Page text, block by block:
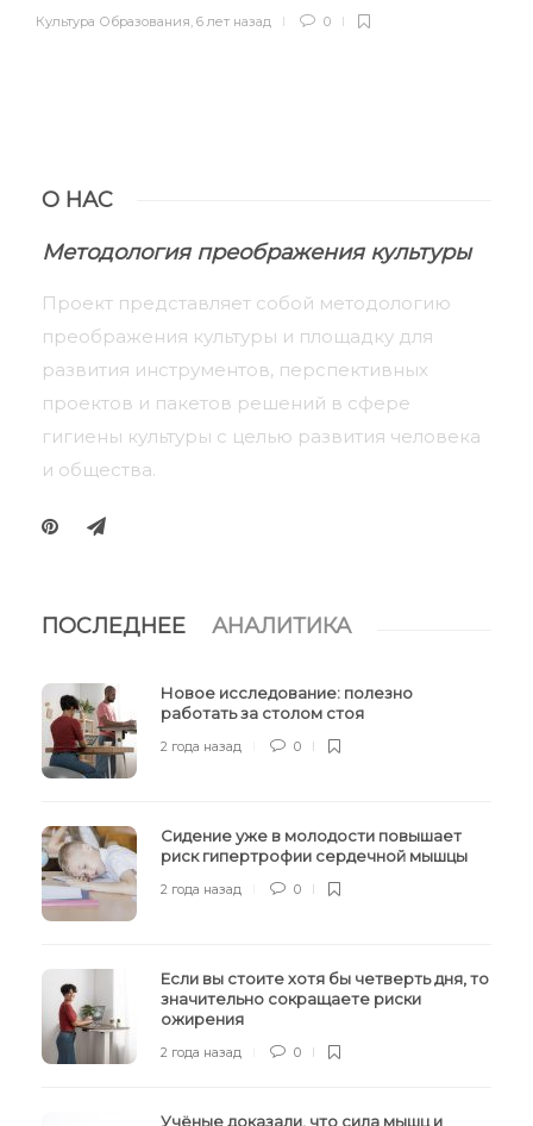
Культура Образования, 6 лет назад 0
О НАС
Методология преображения культуры
Проект представляет собой методологию
преображения культуры и площадку для
развития инструментов, перспективных
проектов и пакетов решений в сфере
гигиены культуры с целью развития человека
и общества.
ПОСЛЕДНЕЕ АНАЛИТИКА
Новое исследование: полезно
работать за столом стоя
2 года назад 0
Сидение уже в молодости повышает
риск гипертрофии сердечной мышцы
2 года назад 0
Если вы стоите хотя бы четверть дня, то
значительно сокращаете риски
ожирения
2 года назад 0
Учёные доказали, что сила мышц и